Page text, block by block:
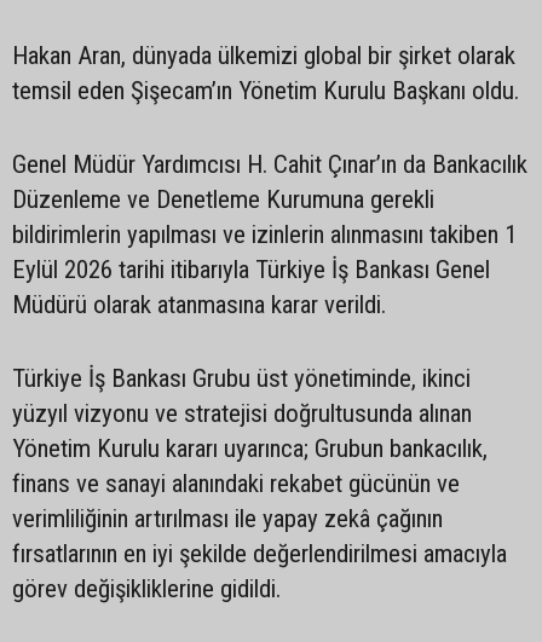
Hakan Aran, dünyada ülkemizi global bir şirket olarak
temsil eden Şişecam’ın Yönetim Kurulu Başkanı oldu.
Genel Müdür Yardımcısı H. Cahit Çınar’ın da Bankacılık
Düzenleme ve Denetleme Kurumuna gerekli
bildirimlerin yapılması ve izinlerin alınmasını takiben 1
Eylül 2026 tarihi itibarıyla Türkiye İş Bankası Genel
Müdürü olarak atanmasına karar verildi.
Türkiye İş Bankası Grubu üst yönetiminde, ikinci
yüzyıl vizyonu ve stratejisi doğrultusunda alınan
Yönetim Kurulu kararı uyarınca; Grubun bankacılık,
finans ve sanayi alanındaki rekabet gücünün ve
verimliliğinin artırılması ile yapay zekâ çağının
fırsatlarının en iyi şekilde değerlendirilmesi amacıyla
görev değişikliklerine gidildi.